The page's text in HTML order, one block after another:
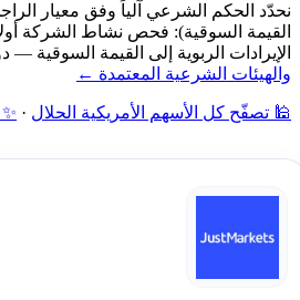
القيمة السوقية): فحص نشاط الشركة
الإيرادات الربوية إلى القيمة السوقية
والهيئات الشرعية المعتمدة ←
🕌 تصفّح كل الأسهم الأمريكية الحلال ·